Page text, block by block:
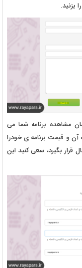
مشاهده برنامه شما می
آن و قیمت برنامه ی خودرا
قرار بگیرد، سعی کنید این